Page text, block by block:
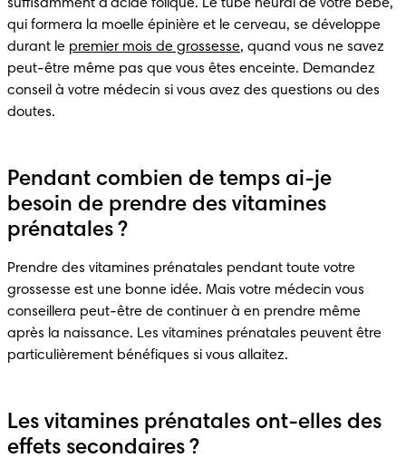
suffisamment d'acide folique. Le tube neural de votre bébé,
qui formera la moelle épinière et le cerveau, se développe
durant le premier mois de grossesse, quand vous ne savez
peut-être même pas que vous êtes enceinte. Demandez
conseil à votre médecin si vous avez des questions ou des
doutes.
Pendant combien de temps ai-je
besoin de prendre des vitamines
prénatales ?
Prendre des vitamines prénatales pendant toute votre
grossesse est une bonne idée. Mais votre médecin vous
conseillera peut-être de continuer à en prendre même
après la naissance. Les vitamines prénatales peuvent être
particulièrement bénéfiques si vous allaitez.
Les vitamines prénatales ont-elles des
effets secondaires ?